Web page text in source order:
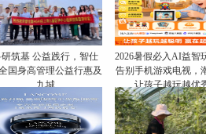
筑基 公益践行，智仕
国身高管理公益行惠及
九城
2026暑假必入AI益智
告别手机游戏电视，
让孩子越玩越优